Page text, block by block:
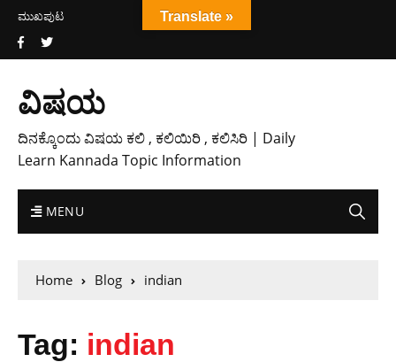
ಮುಖಪುಟ
ವಿಷಯ
ದಿನಕ್ಕೊಂದು ವಿಷಯ ಕಲಿ , ಕಲಿಯಿರಿ , ಕಲಿಸಿರಿ | Daily
Learn Kannada Topic Information
MENU
Home Blog indian
Tag: indian
Translate »